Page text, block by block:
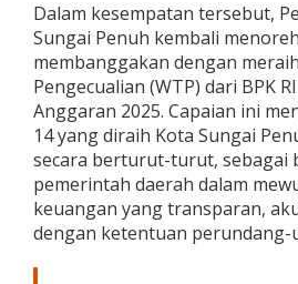
t
i
a
s
i
T
i
n
g
k
a
Dalam kesempatan tersebut,
Sungai Penuh kembali
membanggakan dengan
Pengecualian (WTP) dari BPK
Anggaran 2025. Capaian ini
14 yang diraih Kota Sungai
secara berturut-turut, sebagai
pemerintah daerah dalam
keuangan yang transparan,
dengan ketentuan perundang-